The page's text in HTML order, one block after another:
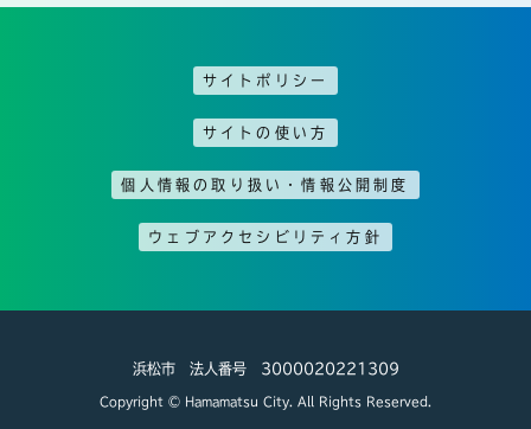
サイトポリシー
サイトの使い方
個人情報の取り扱い・情報公開制度
ウェブアクセシビリティ方針
浜松市 法人番号 3000020221309
Copyright © Hamamatsu City. All Rights Reserved.